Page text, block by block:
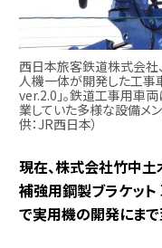
西日本旅客鉄道株式会社
人機一体が開発した工事
ver.2.0」。鉄道工事用車
業していた多様な設備メ
供：JR西日本）
――現在、株式会社竹中
補強用鋼製ブラケット
で実用機の開発にまで